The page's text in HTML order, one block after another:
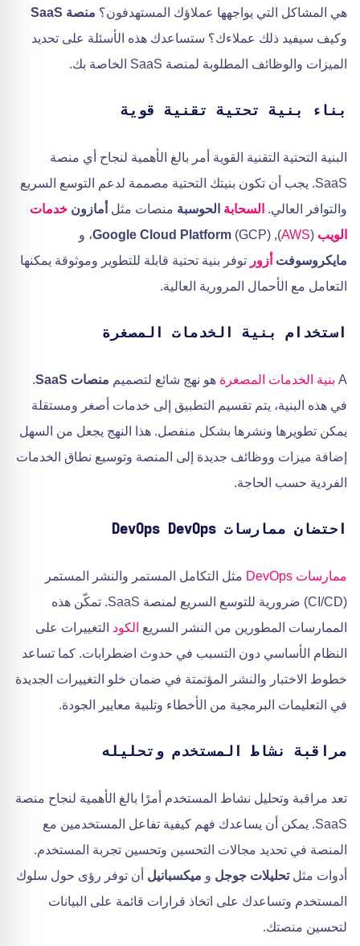
هي المشاكل التي يواجهها عملاؤك المستهدفون؟ منصة SaaS
وكيف سيفيد ذلك عملاءك؟ ستساعدك هذه الأسئلة على تحديد
الميزات والوظائف المطلوبة لمنصة SaaS الخاصة بك.
بناء بنية تحتية تقنية قوية
البنية التحتية التقنية القوية أمر بالغ الأهمية لنجاح أي منصة
SaaS. يجب أن تكون بنيتك التحتية مصممة لدعم التوسع السريع
والتوافر العالي. السحابة الحوسبة منصات مثل أمازون خدمات
الويب (
AWS
),
Google Cloud Platform (GCP)، و
مايكروسوفت أزور توفر بنية تحتية قابلة للتطوير وموثوقة يمكنها
التعامل مع الأحمال المرورية العالية.
استخدام بنية الخدمات المصغرة
A بنية الخدمات المصغرة هو نهج شائع لتصميم منصات SaaS
.
في هذه البنية، يتم تقسيم التطبيق إلى خدمات أصغر ومستقلة
يمكن تطويرها ونشرها بشكل منفصل. هذا النهج يجعل من السهل
إضافة ميزات ووظائف جديدة إلى المنصة وتوسيع نطاق الخدمات
الفردية حسب الحاجة.
احتضان ممارسات DevOps DevOps
ممارسات DevOps
مثل التكامل المستمر والنشر المستمر
(CI/CD) ضرورية للتوسع السريع لمنصة SaaS. تمكّن هذه
الممارسات المطورين من النشر السريع الكود التغييرات على
النظام الأساسي دون التسبب في حدوث اضطرابات. كما تساعد
خطوط الاختبار والنشر المؤتمتة في ضمان خلو التغييرات الجديدة
في التعليمات البرمجية من الأخطاء وتلبية معايير الجودة.
مراقبة نشاط المستخدم وتحليله
تعد مراقبة وتحليل نشاط المستخدم أمرًا بالغ الأهمية لنجاح منصة
SaaS. يمكن أن يساعدك فهم كيفية تفاعل المستخدمين مع
المنصة في تحديد مجالات التحسين وتحسين تجربة المستخدم.
أدوات مثلتحليلات جوجل و ميكسبانيل أن توفر رؤى حول سلوك
المستخدم وتساعدك على اتخاذ قرارات قائمة على البيانات
لتحسين منصتك.